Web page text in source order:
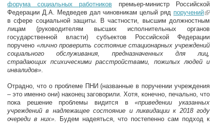
форума социальных работников премьер-министр Российской
Федерации Д.А. Медведев дал чиновникам целый ряд поручений
в сфере социальной защиты. В частности, высшим должностным
лицам (руководителям высших исполнительных органов
государственной власти) субъектов Российской Федерации
поручено «лично проверить состояние стационарных учреждений
социального обслуживания, предназначенных для лиц,
страдающих психическими расстройствами, пожилых людей и
инвалидов».
Отрадно, что о проблеме ПНИ (названные в поручении учреждения
– это именно они) наконец заговорили. Хотя, конечно, печально, что
пока решение проблемы видится в«приведении указанных
учреждений в надлежащее состояние и ликвидации к 2018 году
очереди в них». Будем надеяться, что постепенно сам подход к